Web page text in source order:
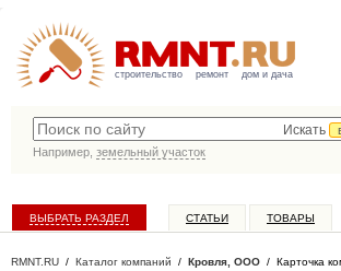
строительство ремонт дом и дача
Искать
Например, земельный участок
ВЫБРАТЬ РАЗДЕЛ СТАТЬИ ТОВАРЫ
RMNT.RU / Каталог компаний / Кровля, ООО / Карточка